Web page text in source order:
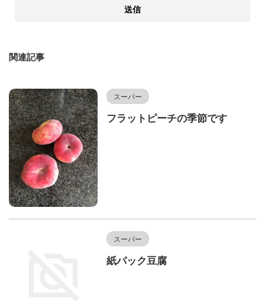
関連記事
スーパー
フラットピーチの季節です
スーパー
紙パック豆腐